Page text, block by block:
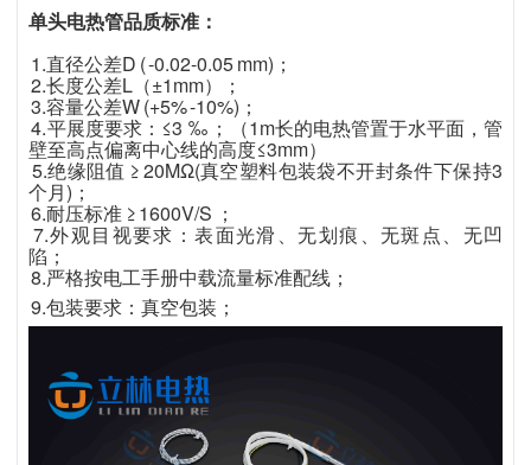
单头电热管品质标准：
1.直径公差D ( -0.02-0.05 mm)；
2.长度公差L（±1mm）；
3.容量公差W (+5% -10%)；
4.平展度要求：≤3 ‰ ；（1m长的电热管置于水平面，管
壁至高点偏离中心线的高度≤3mm）
5.绝缘阻值 ≥ 20MΩ(真空塑料包装袋不开封条件下保持3
个月)；
6.耐压标准 ≥ 1600V/S ；
7.外观目视要求：表面光滑、无划痕、无斑点、无凹
陷；
8.严格按电工手册中载流量标准配线；
9.包装要求：真空包装；